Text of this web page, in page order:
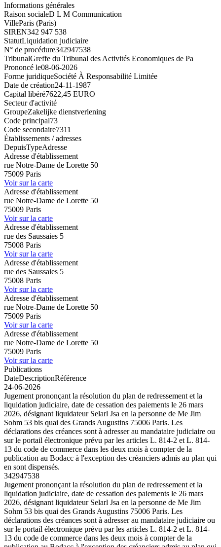
Informations générales
Raison socialeD L M Communication
VilleParis (Paris)
SIREN342 947 538
StatutLiquidation judiciaire
N° de procédure342947538
TribunalGreffe du Tribunal des Activités Economiques de Pa
Prononcé le08-06-2026
Forme juridiqueSociété À Responsabilité Limitée
Date de création24-11-1987
Capital libéré7622,45 EURO
Secteur d'activité
GroupeZakelijke dienstverlening
Code principal73
Code secondaire7311
Établissements / adresses
DepuisTypeAdresse
Adresse d'établissement
rue Notre-Dame de Lorette 50
75009 Paris
Voir sur la carte
Adresse d'établissement
rue Notre-Dame de Lorette 50
75009 Paris
Voir sur la carte
Adresse d'établissement
rue des Saussaies 5
75008 Paris
Voir sur la carte
Adresse d'établissement
rue des Saussaies 5
75008 Paris
Voir sur la carte
Adresse d'établissement
rue Notre-Dame de Lorette 50
75009 Paris
Voir sur la carte
Adresse d'établissement
rue Notre-Dame de Lorette 50
75009 Paris
Voir sur la carte
Publications
DateDescriptionRéférence
24-06-2026
Jugement prononçant la résolution du plan de redressement et la
liquidation judiciaire, date de cessation des paiements le 26 mars
2026, désignant liquidateur Selarl Jsa en la personne de Me Jim
Sohm 53 bis quai des Grands Augustins 75006 Paris. Les
déclarations des créances sont à adresser au mandataire judiciaire ou
sur le portail électronique prévu par les articles L. 814-2 et L. 814-
13 du code de commerce dans les deux mois à compter de la
publication au Bodacc à l'exception des créanciers admis au plan qui
en sont dispensés.
342947538
Jugement prononçant la résolution du plan de redressement et la
liquidation judiciaire, date de cessation des paiements le 26 mars
2026, désignant liquidateur Selarl Jsa en la personne de Me Jim
Sohm 53 bis quai des Grands Augustins 75006 Paris. Les
déclarations des créances sont à adresser au mandataire judiciaire ou
sur le portail électronique prévu par les articles L. 814-2 et L. 814-
13 du code de commerce dans les deux mois à compter de la